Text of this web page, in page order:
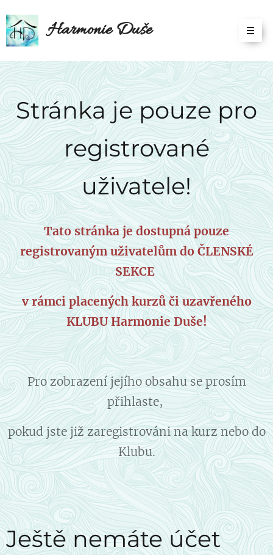
Harmonie Duše
Stránka je pouze pro
registrované
uživatele!
Tato stránka je dostupná pouze
registrovaným uživatelům do ČLENSKÉ
SEKCE
v rámci placených kurzů či uzavřeného
KLUBU Harmonie Duše!
Pro zobrazení jejího obsahu se prosím
přihlaste,
pokud jste již zaregistrováni na kurz nebo do
Klubu.
Ještě nemáte účet